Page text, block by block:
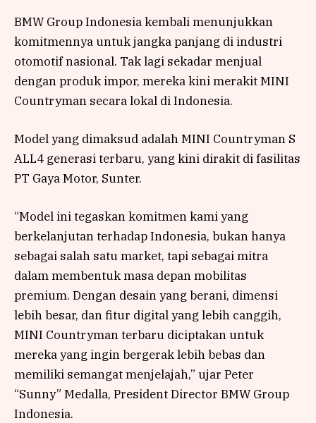
BMW Group Indonesia kembali menunjukkan
komitmennya untuk jangka panjang di industri
otomotif nasional. Tak lagi sekadar menjual
dengan produk impor, mereka kini merakit MINI
Countryman secara lokal di Indonesia.
Model yang dimaksud adalah MINI Countryman S
ALL4 generasi terbaru, yang kini dirakit di fasilitas
PT Gaya Motor, Sunter.
“Model ini tegaskan komitmen kami yang
berkelanjutan terhadap Indonesia, bukan hanya
sebagai salah satu market, tapi sebagai mitra
dalam membentuk masa depan mobilitas
premium. Dengan desain yang berani, dimensi
lebih besar, dan fitur digital yang lebih canggih,
MINI Countryman terbaru diciptakan untuk
mereka yang ingin bergerak lebih bebas dan
memiliki semangat menjelajah,” ujar Peter
“Sunny” Medalla, President Director BMW Group
Indonesia.